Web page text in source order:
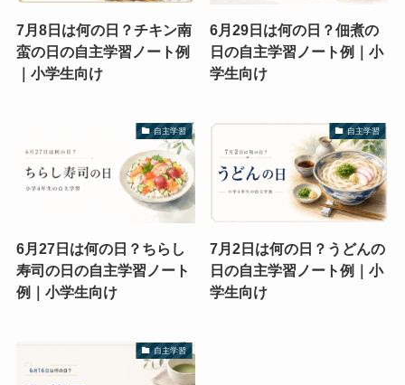
7月8日は何の日？チキン南
蛮の日の自主学習ノート例
｜小学生向け
6月29日は何の日？佃煮の
日の自主学習ノート例｜小
学生向け
自主学習
6月27日は何の日？ちらし
寿司の日の自主学習ノート
例｜小学生向け
自主学習
7月2日は何の日？うどんの
日の自主学習ノート例｜小
学生向け
自主学習